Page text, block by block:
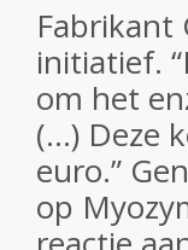
Fabrikant
initiatief.
om het
(…) Deze
euro.”
op